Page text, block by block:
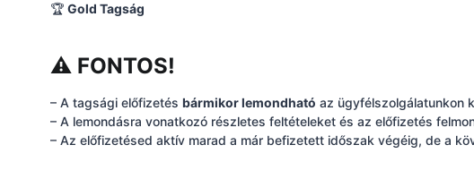
🏆 Gold Tagság
⚠ FONTOS!
– A tagsági előfizetés bármikor lemondható az ügyfélszolgálatunkon
– A lemondásra vonatkozó részletes feltételeket és az előfizetés
– Az előfizetésed aktív marad a már befizetett időszak végéig, de a